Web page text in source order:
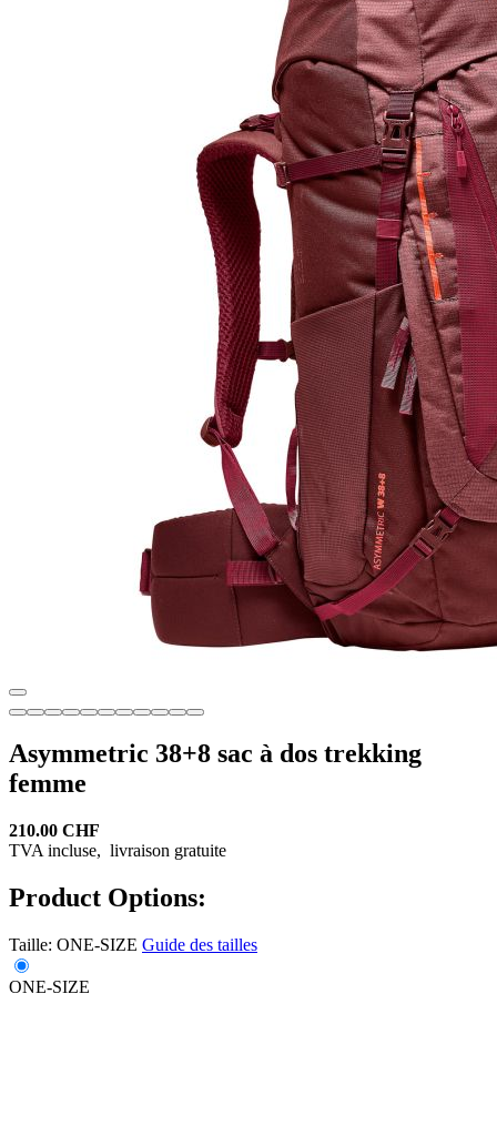
Asymmetric 38+8 sac à dos trekking
femme
210.00 CHF
TVA incluse, livraison gratuite
Product Options:
Taille: ONE-SIZE Guide des tailles
ONE-SIZE